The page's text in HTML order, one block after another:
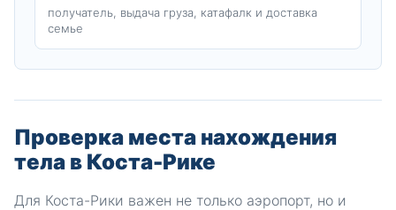
получатель, выдача груза, катафалк и доставка
семье
Проверка места нахождения
тела в Коста-Рике
Для Коста-Рики важен не только аэропорт, но и